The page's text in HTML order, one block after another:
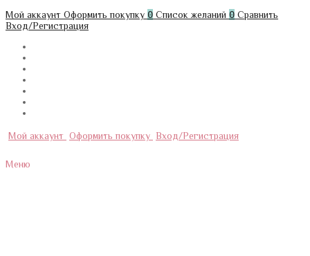
Мой аккаунт Оформить покупку 0 Список желаний 0 Сравнить
Вход/Регистрация
Мой аккаунт Оформить покупку Вход/Регистрация
Меню